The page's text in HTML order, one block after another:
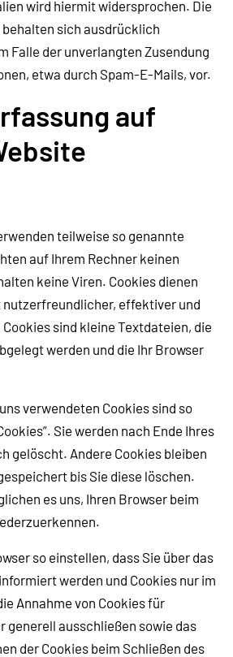
wird hiermit widersprochen. Die
sich ausdrücklich
Falle der unverlangten Zusendung
etwa durch Spam-E-Mails, vor.
auf
teilweise so genannte
auf Ihrem Rechner keinen
keine Viren. Cookies dienen
nutzerfreundlicher, effektiver und
sind kleine Textdateien, die
werden und die Ihr Browser
verwendeten Cookies sind so
Sie werden nach Ende Ihres
gelöscht. Andere Cookies bleiben
bis Sie diese löschen.
es uns, Ihren Browser beim
so einstellen, dass Sie über das
werden und Cookies nur im
Annahme von Cookies für
generell ausschließen sowie das
der Cookies beim Schließen des